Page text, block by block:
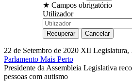
★ Campos obrigatório
Utilizador
22 de Setembro de 2020 XII Legislatura,
Parlamento Mais Perto
Presidente da Assembleia Legislativa
pessoas com autismo